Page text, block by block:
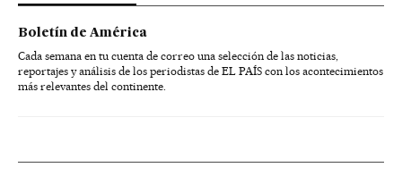
Boletín de América
Cada semana en tu cuenta de correo una selección de las noticias,
reportajes y análisis de los periodistas de EL PAÍS con los acontecimientos
más relevantes del continente.